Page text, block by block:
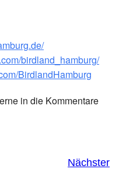
birdland_hamburg/
BirdlandHamburg
in die Kommentare
Nächster